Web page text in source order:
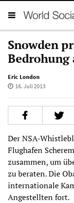
Snowden
Bedrohung
Eric London
16. Juli 2013
Der NSA-
Flughafen
zusammen, um
zu beraten. Die
internationale
Angestellten fort.